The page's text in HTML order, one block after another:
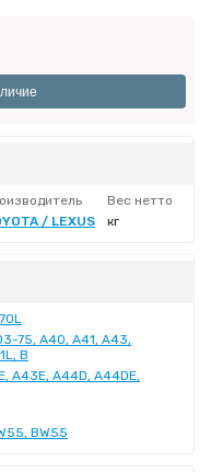
Вес нетто
/ LEXUS кг
75, A40, A41, A43,
B
A43E, A44D, A44DE,
BW55